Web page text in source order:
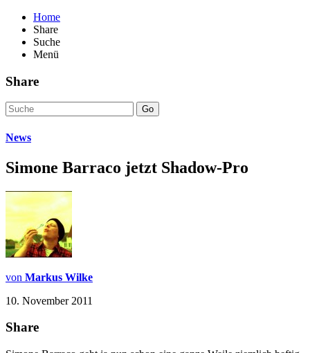
Home
Share
Suche
Menü
Share
Go
News
Simone Barraco jetzt Shadow-Pro
von Markus Wilke
10. November 2011
Share